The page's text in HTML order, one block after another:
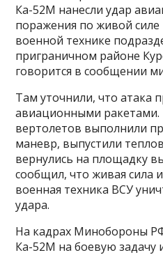
Ка-52М нанесли удар
поражения по живой
военной технике
приграничном районе
говорится в сообщении
Там уточнили, что атака
авиационными
вертолетов выполнили
маневр, выпустили
вернулись на площадку
сообщил, что живая сила
военная техника ВСУ
удара.
На кадрах Минобороны
Ка-52М на боевую задачу